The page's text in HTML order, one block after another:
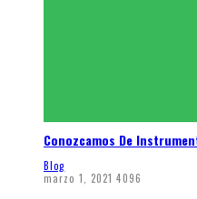
Conozcamos De
Blog
marzo 1, 2021 4096